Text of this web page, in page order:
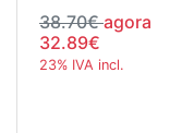
38.70€agora
32.89€
23% IVA incl.